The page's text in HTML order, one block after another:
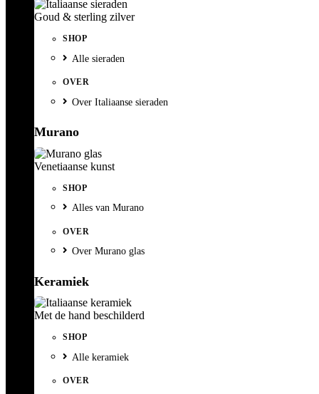
Goud & sterling zilver
SHOP
Alle sieraden
OVER
Over Italiaanse sieraden
Murano
Venetiaanse kunst
SHOP
Alles van Murano
OVER
Over Murano glas
Keramiek
Met de hand beschilderd
SHOP
Alle keramiek
OVER